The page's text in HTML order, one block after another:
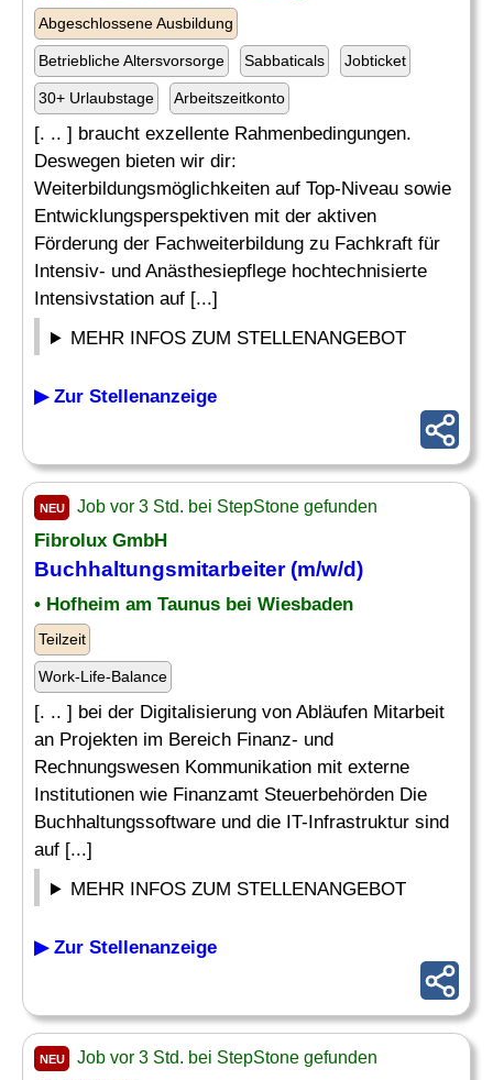
Abgeschlossene Ausbildung
Betriebliche Altersvorsorge Sabbaticals Jobticket
30+ Urlaubstage Arbeitszeitkonto
[. .. ] braucht exzellente Rahmenbedingungen.
Deswegen bieten wir dir:
Weiterbildungsmöglichkeiten auf Top-Niveau sowie
Entwicklungsperspektiven mit der aktiven
Förderung der Fachweiterbildung zu Fachkraft für
Intensiv- und Anästhesiepflege hochtechnisierte
Intensivstation auf [...]
MEHR INFOS ZUM STELLENANGEBOT
▶ Zur Stellenanzeige
NEU Job vor 3 Std. bei StepStone gefunden
Fibrolux GmbH
Buchhaltungsmitarbeiter (m/w/d)
• Hofheim am Taunus bei Wiesbaden
Teilzeit
Work-Life-Balance
[. .. ] bei der Digitalisierung von Abläufen Mitarbeit
an Projekten im Bereich Finanz- und
Rechnungswesen Kommunikation mit externe
Institutionen wie Finanzamt Steuerbehörden Die
Buchhaltungssoftware und die IT-Infrastruktur sind
auf [...]
MEHR INFOS ZUM STELLENANGEBOT
▶ Zur Stellenanzeige
NEU Job vor 3 Std. bei StepStone gefunden